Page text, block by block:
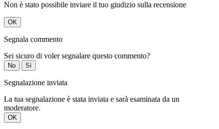
Non è stato possibile inviare il tuo giudizio sulla recensione
OK
Segnala commento
Sei sicuro di voler segnalare questo commento?
No Sì
Segnalazione inviata
La tua segnalazione è stata inviata e sarà esaminata da un
moderatore.
OK